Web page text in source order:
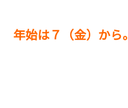
年始は７（金）から。